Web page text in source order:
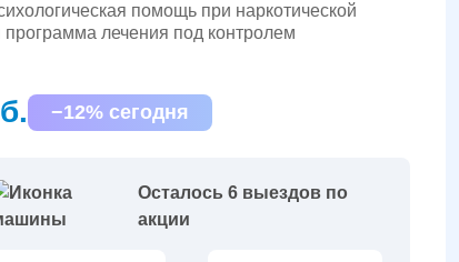
помощь при наркотической
лечения под контролем
−12% сегодня
Осталось 6 выездов по
акции